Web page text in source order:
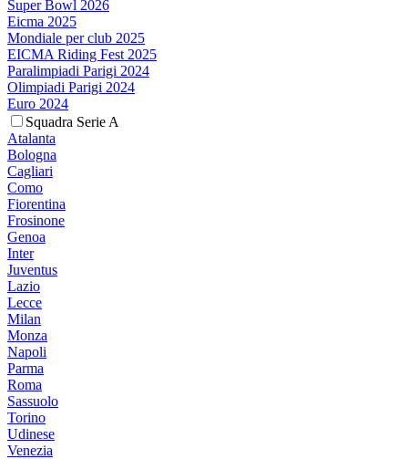
Super Bowl 2026
Eicma 2025
Mondiale per club 2025
EICMA Riding Fest 2025
Paralimpiadi Parigi 2024
Olimpiadi Parigi 2024
Euro 2024
Squadra Serie A
Atalanta
Bologna
Cagliari
Como
Fiorentina
Frosinone
Genoa
Inter
Juventus
Lazio
Lecce
Milan
Monza
Napoli
Parma
Roma
Sassuolo
Torino
Udinese
Venezia